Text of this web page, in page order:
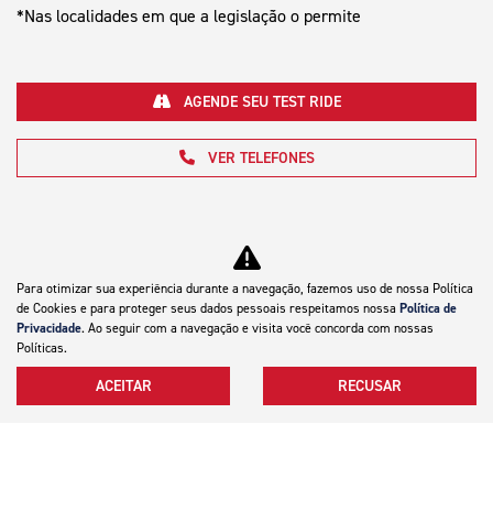
*Nas localidades em que a legislação o permite
VER TELEFONES
AGENDE SEU TEST RIDE
Motocicletas
Mapa do site
Para otimizar sua experiência durante a navegação, fazemos uso de nossa Política
de Cookies e para proteger seus dados pessoais respeitamos nossa Política de
Privacidade. Ao seguir com a navegação e visita você concorda com nossas
Políticas.
ACEITAR RECUSAR